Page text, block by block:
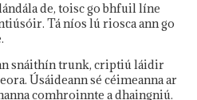
de, toisc go bhfuil líne
Tá níos lú riosca ann go
snáithín trunk, criptiú láidir
Úsáideann sé céimeanna ar
comhroinnte a dhaingniú.